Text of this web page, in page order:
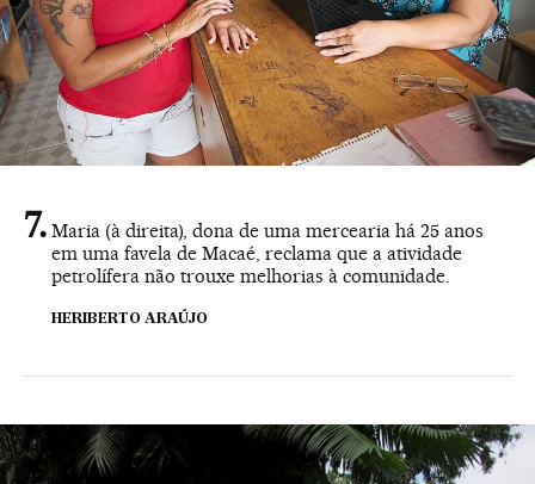
Maria (à direita), dona de uma mercearia há 25 anos
em uma favela de Macaé, reclama que a atividade
petrolífera não trouxe melhorias à comunidade.
HERIBERTO ARAÚJO